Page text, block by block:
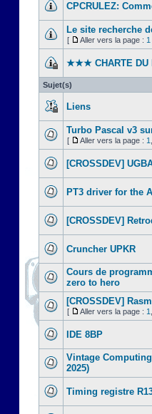
CPCRULEZ:
Le site recherche
[ Aller vers la page : 1
★★★ CHARTE DU
Sujet(s)
Liens
Turbo Pascal v3
[ Aller vers la page : 1
[CROSSDEV]
PT3 driver for the
[CROSSDEV]
Cruncher UPKR
Cours de
zero to hero
[CROSSDEV]
[ Aller vers la page : 1
IDE 8BP
Vintage
2025)
Timing registre